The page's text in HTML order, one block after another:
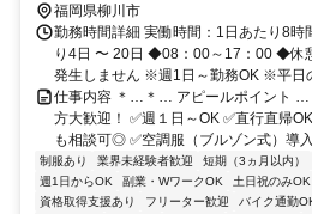
福岡県柳川市
勤務時間詳細 実働時間：1日あたり8時
り4日 〜 20日 ◆08：00～17：00 ◆
発生しません ※週1日～勤務OK ※平日
仕事内容 ＊…＊… アピールポイント …
方大歓迎！ ✅週１日～OK ✅直行直帰
も相談可◎ ✅空調服（ブルゾン式）導
制服あり 業界未経験者歓迎 短期（3ヵ月以内）
週1日からOK
副業・WワークOK 土日祝のみOK
資格取得支援あり
フリーター歓迎 バイク通勤